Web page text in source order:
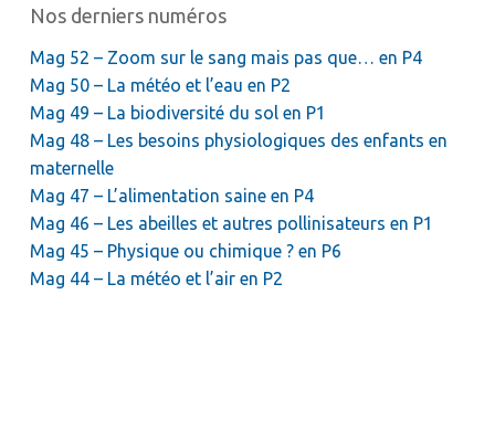
Nos derniers numéros
Mag 52 – Zoom sur le sang mais pas que… en P4
Mag 50 – La météo et l’eau en P2
Mag 49 – La biodiversité du sol en P1
Mag 48 – Les besoins physiologiques des enfants en
maternelle
Mag 47 – L’alimentation saine en P4
Mag 46 – Les abeilles et autres pollinisateurs en P1
Mag 45 – Physique ou chimique ? en P6
Mag 44 – La météo et l’air en P2